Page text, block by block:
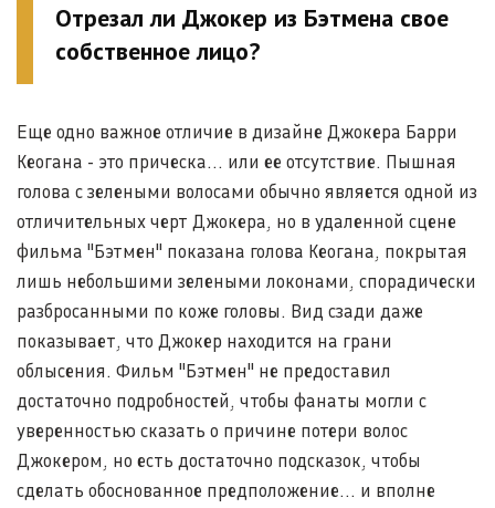
Отрезал ли Джокер из Бэтмена свое
собственное лицо?
Еще одно важное отличие в дизайне Джокера Барри
Кеогана - это прическа... или ее отсутствие. Пышная
голова с зелеными волосами обычно является одной из
отличительных черт Джокера, но в удаленной сцене
фильма "Бэтмен" показана голова Кеогана, покрытая
лишь небольшими зелеными локонами, спорадически
разбросанными по коже головы. Вид сзади даже
показывает, что Джокер находится на грани
облысения. Фильм "Бэтмен" не предоставил
достаточно подробностей, чтобы фанаты могли с
уверенностью сказать о причине потери волос
Джокером, но есть достаточно подсказок, чтобы
сделать обоснованное предположение... и вполне